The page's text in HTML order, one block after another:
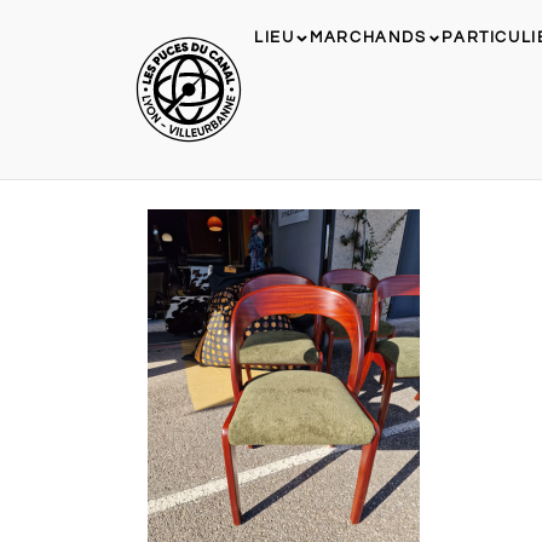
LIEU MARCHANDS